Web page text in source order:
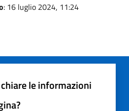
: 16 luglio 2024, 11:24
le informazioni